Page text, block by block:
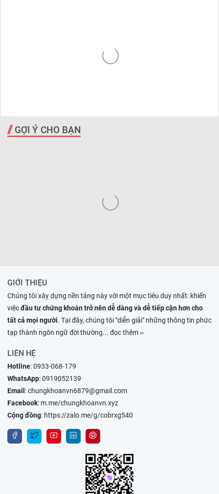
GỢI Ý CHO BẠN
GIỚI THIỆU
Chúng tôi xây dựng nền tảng này với một mục tiêu duy nhất: khiến
việcđầu tư chứng khoán trở nên dễ dàng và dễ tiếp cận hơn cho
tất cả mọi người. Tại đây, chúng tôi "diễn giải" những thông tin phức
tạp thành ngôn ngữ đời thường... đọc thêm ››
LIÊN HỆ
Hotline:0933-068-179
WhatsApp:0919052139
Email :chungkhoanvn6879@gmail.com
Facebook: m.me/chungkhoanvn.xyz
Cộng đồng: https://zalo.me/g/cobrxg540